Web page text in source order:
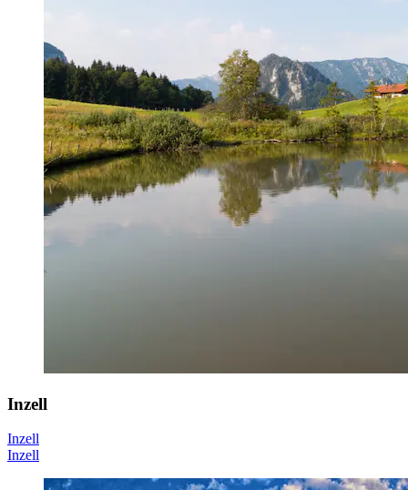
Inzell
Inzell
Inzell